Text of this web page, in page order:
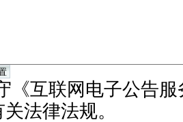
《互联网电子公告
法律法规。